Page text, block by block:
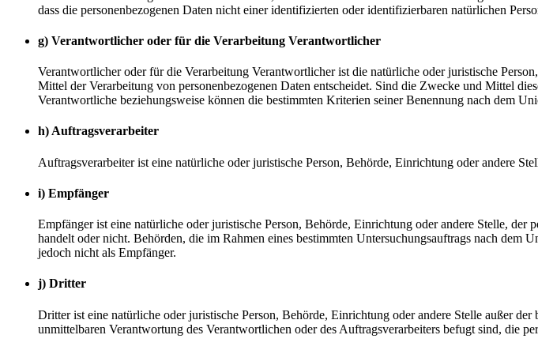
dass die personenbezogenen Daten nicht einer identifizierten oder identifizierbaren natürlichen
g) Verantwortlicher oder für die Verarbeitung Verantwortlicher
Verantwortlicher oder für die Verarbeitung Verantwortlicher ist die natürliche oder juristische
Mittel der Verarbeitung von personenbezogenen Daten entscheidet. Sind die Zwecke und Mittel
Verantwortliche beziehungsweise können die bestimmten Kriterien seiner Benennung nach dem
h) Auftragsverarbeiter
Auftragsverarbeiter ist eine natürliche oder juristische Person, Behörde, Einrichtung oder andere
i) Empfänger
Empfänger ist eine natürliche oder juristische Person, Behörde, Einrichtung oder andere Stelle,
handelt oder nicht. Behörden, die im Rahmen eines bestimmten Untersuchungsauftrags nach dem
jedoch nicht als Empfänger.
j) Dritter
Dritter ist eine natürliche oder juristische Person, Behörde, Einrichtung oder andere Stelle außer
unmittelbaren Verantwortung des Verantwortlichen oder des Auftragsverarbeiters befugt sind, die